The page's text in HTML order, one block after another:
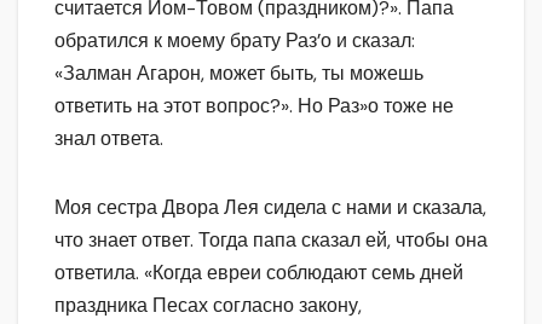
считается Йом-Товом (праздником)?». Папа
обратился к моему брату Раз’о и сказал:
«Залман Агарон, может быть, ты можешь
ответить на этот вопрос?». Но Раз»о тоже не
знал ответа.
Моя сестра Двора Лея сидела с нами и сказала,
что знает ответ. Тогда папа сказал ей, чтобы она
ответила. «Когда евреи соблюдают семь дней
праздника Песах согласно закону,